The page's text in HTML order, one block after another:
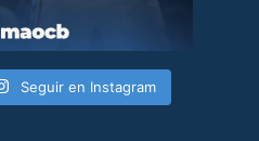
Seguir en Instagram